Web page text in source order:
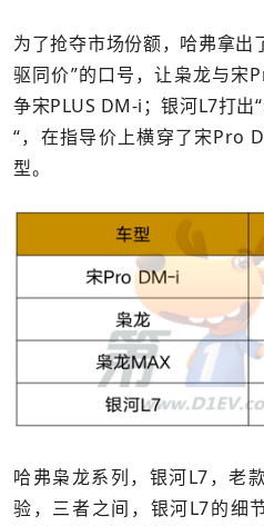
为了抢夺市场份额，哈弗拿出
驱同价”的口号，让枭龙与宋
争宋PLUS DM-i；银河L7打出
“，在指导价上横穿了宋Pro
型。
哈弗枭龙系列，银河L7，老
验，三者之间，银河L7的细